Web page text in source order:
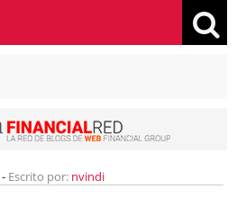
- Escrito por: nvindi